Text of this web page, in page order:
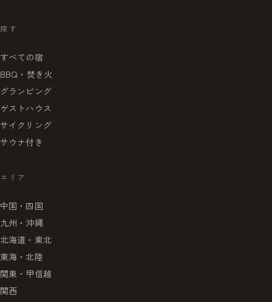
探す
すべての宿
BBQ・焚き火
グランピング
ゲストハウス
サイクリング
サウナ付き
エリア
中国・四国
九州・沖縄
北海道・東北
東海・北陸
関東・甲信越
関西